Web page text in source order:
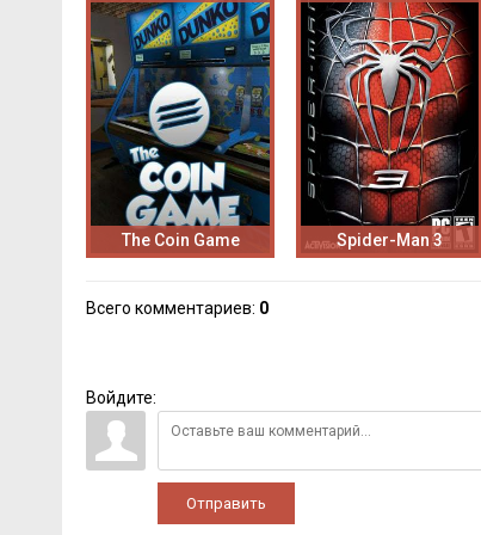
The Coin Game Spider-Man 3
Всего комментариев: 0
Войдите:
Отправить